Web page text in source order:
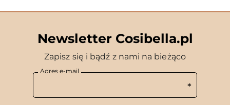
Newsletter Cosibella.pl
Zapisz się i bądź z nami na bieżąco
Adres e-mail